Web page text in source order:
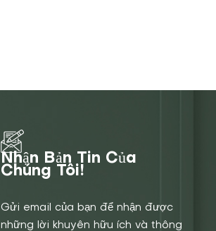
Nhận Bản Tin Của
Chúng Tôi!
Gửi email của bạn để nhận được
những lời khuyên hữu ích và thông